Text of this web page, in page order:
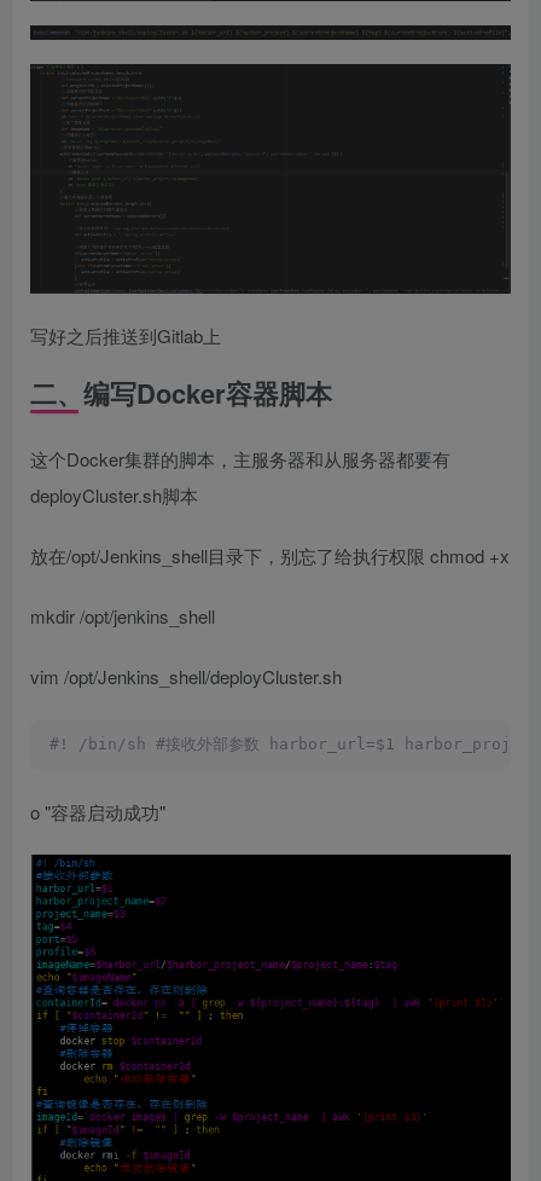
写好之后推送到Gitlab上
二、编写Docker容器脚本
这个Docker集群的脚本，主服务器和从服务器都要有
deployCluster.sh脚本
放在/opt/Jenkins_shell目录下，别忘了给执行权限 chmod +x
mkdir /opt/jenkins_shell
vim /opt/Jenkins_shell/deployCluster.sh
#! /bin/sh #接收外部参数 harbor_url=$1
o "容器启动成功"